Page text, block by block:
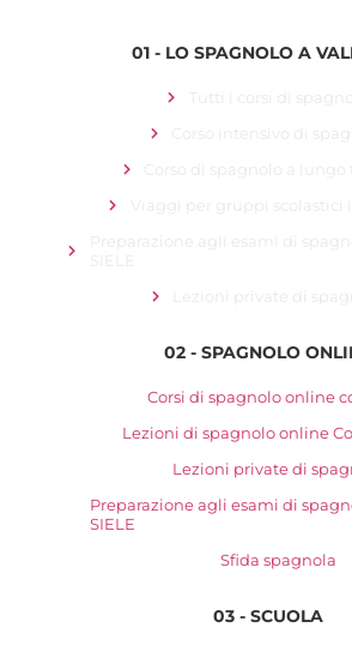
01 - LO SPAGNOLO A
02 - SPAGNOLO
Corsi di spagnolo online
Lezioni di spagnolo online
Lezioni private di
Preparazione agli esami di
SIELE
Sfida spagnola
03 - SCUOLA